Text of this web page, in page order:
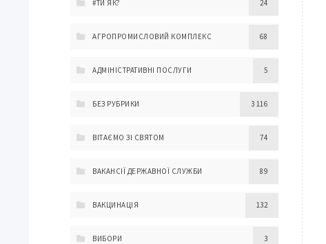
#ТИ ЯК? 24
АГРОПРОМИСЛОВИЙ КОМПЛЕКС 68
АДМІНІСТРАТИВНІ ПОСЛУГИ 5
БЕЗ РУБРИКИ 3 116
ВІТАЄМО ЗІ СВЯТОМ 74
ВАКАНСІЇ ДЕРЖАВНОЇ СЛУЖБИ 89
ВАКЦИНАЦІЯ 132
ВИБОРИ 3